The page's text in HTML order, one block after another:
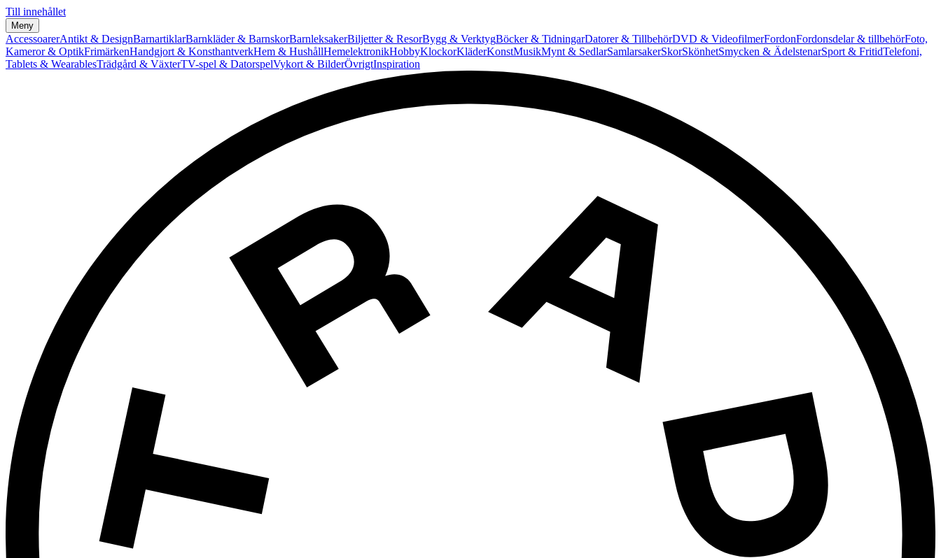
Till innehållet
Meny
AccessoarerAntikt & DesignBarnartiklarBarnkläder & BarnskorBarnleksakerBiljetter & ResorBygg & VerktygBöcker & TidningarDatorer & TillbehörDVD & VideofilmerFordonFordonsdelar & tillbehörFoto,
Kameror & OptikFrimärkenHandgjort & KonsthantverkHem & HushållHemelektronikHobbyKlockorKläderKonstMusikMynt & SedlarSamlarsakerSkorSkönhetSmycken & ÄdelstenarSport & FritidTelefoni,
Tablets & WearablesTrädgård & VäxterTV-spel & DatorspelVykort & BilderÖvrigtInspiration